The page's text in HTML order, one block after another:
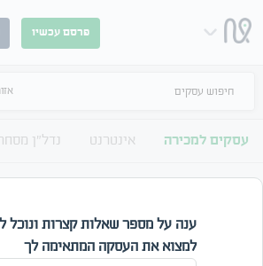
פרסם עכשיו
חיפוש עסקים
עסקים למכירה אינטרנט נדל"ן
קטגוריה
ענה על מספר שאלות קצרות ונוכל
למצוא את העסקה המתאימה לך